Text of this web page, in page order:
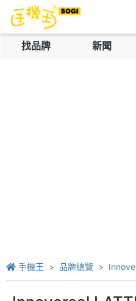
找品牌 新聞
手機王 品牌總覽